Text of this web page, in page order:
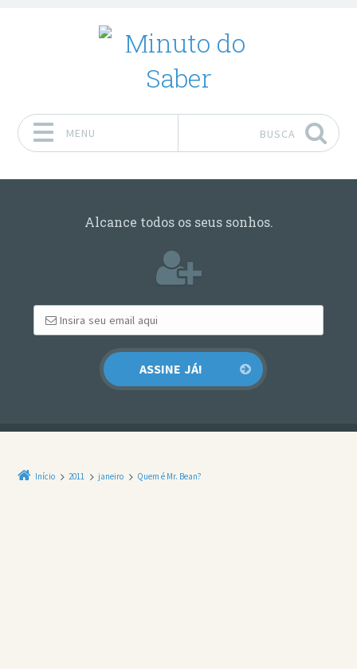
MENU BUSCA
Alcance todos os seus sonhos.
Início 2011 janeiro Quem é Mr. Bean?